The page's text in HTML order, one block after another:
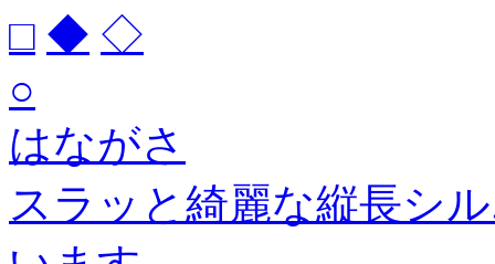
□ ◆ ◇
○
はながさ
スラッと綺麗な縦長シ